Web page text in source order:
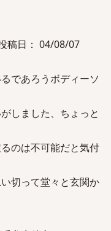
稿日： 04/08/07
であろうボディーソ
しました、ちょっと
のは不可能だと気付
切って堂々と玄関か